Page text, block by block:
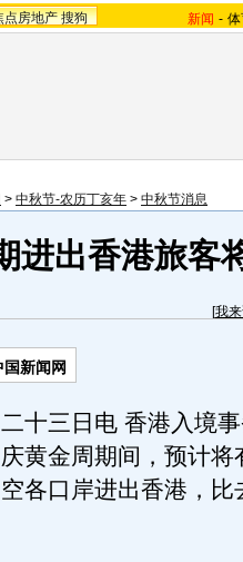
点房地产 搜狗 新闻 -
> 中秋节-农历丁亥年 > 中秋节消息
进出香港旅客
[我
新闻网
三日电 香港入境事
黄金周期间，预计将
各口岸进出香港，比